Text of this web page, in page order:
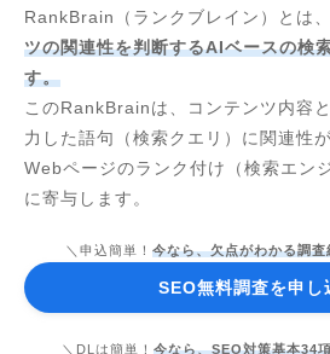
RankBrain（ランクブレイン）とは、
ツの関連性を判断するAIベースの検
す。
このRankBrainは、コンテンツ内容
力した語句（検索クエリ）に関連性
Webページのランク付け（検索エン
に寄与します。
＼申込簡単！ 今なら、欠点がわかる調
SEO無料調査を申し
＼DLは簡単！ 今なら、SEO対策基本34